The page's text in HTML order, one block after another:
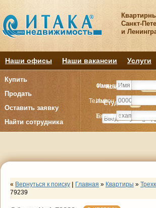
Санкт-
и
Наши офисы Наши вакансии Услуги
Купить
Продать
Оставить заявку
Найти сотрудника
Комнату
Студия
Комнату
Студия
Имя
Телефон
E-mail
Фамилия
Имя
Телефон
« Вернуться к поиску Главная » Квартиры »
79239